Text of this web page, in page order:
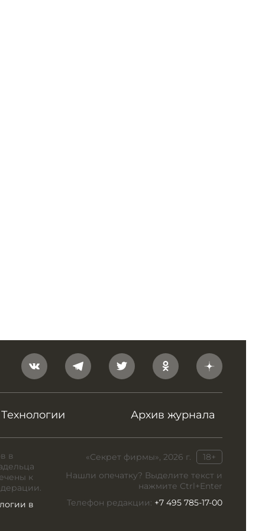
Технологии Архив журнала
«Секрет фирмы», 2026 г.
18+
Нашли опечатку? Выделите текст и
нажмите Ctrl+Enter
Телефон редакции: +7 495 785-17-00
в
к
в